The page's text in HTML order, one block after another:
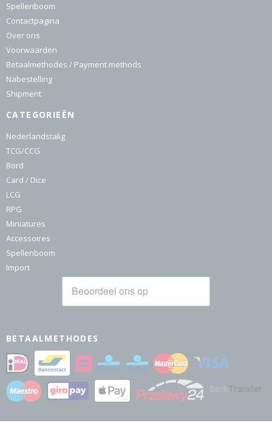
Spellenboom
Contactpagina
Over ons
Voorwaarden
Betaalmethodes / Payment methods
Nabestelling
Shipment
CATEGORIEËN
Nederlandstalig
TCG/CCG
Bord
Card / Dice
LCG
RPG
Miniatures
Accessoires
Spellenboom
Import
BETAALMETHODES